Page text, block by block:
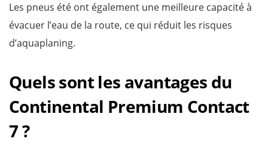
Les pneus été ont également une meilleure capacité à
évacuer l’eau de la route, ce qui réduit les risques
d’aquaplaning.
Quels sont les avantages du
Continental Premium Contact
7 ?